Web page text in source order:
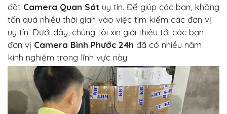
đặt Camera Quan Sát uy tín. Để giúp các bạn, không
tốn quá nhiều thời gian vào việc tìm kiếm các đơn vị
uy tín. Dưới đây, chúng tôi xin giới thiệu tới các bạn
đơn vị Camera Bình Phước 24h đã có nhiều năm
kinh nghiệm trong lĩnh vực này.